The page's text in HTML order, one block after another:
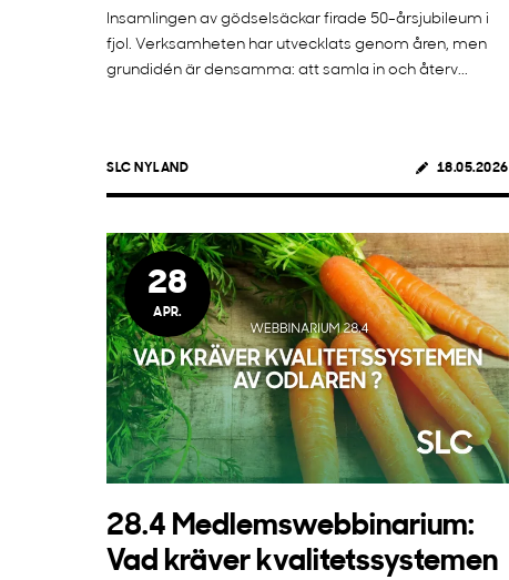
Insamlingen av gödselsäckar firade 50-årsjubileum i
fjol. Verksamheten har utvecklats genom åren, men
grundidén är densamma: att samla in och återv...
SLC NYLAND 18.05.2026
28
APR.
28.4 Medlemswebbinarium:
Vad kräver kvalitetssystemen